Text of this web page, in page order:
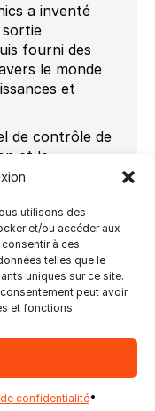
utilisons des
et/ou accéder aux
à ces
telles que le
uniques sur ce site.
peut avoir
et fonctions.
confidentialité
a inventé
sortie
fourni des
le monde
et
de contrôle de
et le
la marque à
Le logiciel
avec le
Microcut
et SABER® de
système
installé sur
Lawson,
représente un